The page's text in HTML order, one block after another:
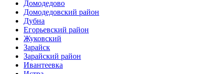
Домодедово
Домодедовский район
Дубна
Егорьевский район
Жуковский
Зарайск
Зарайский район
Ивантеевка